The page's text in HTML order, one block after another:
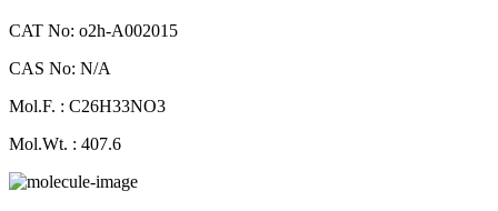
CAT No: o2h-A002015
CAS No: N/A
Mol.F. : C26H33NO3
Mol.Wt. : 407.6